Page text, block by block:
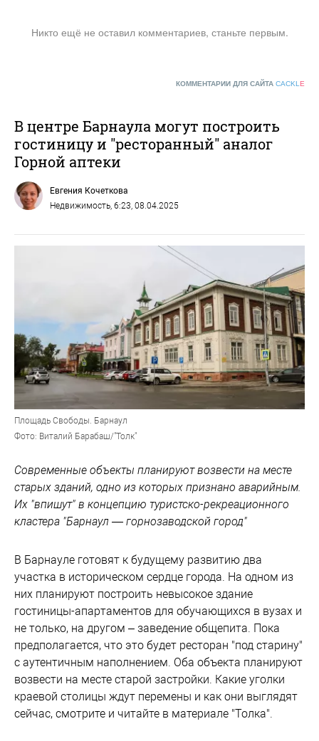
Никто ещё не оставил комментариев, станьте первым.
КОММЕНТАРИИ ДЛЯ САЙТА CACKL E
В центре Барнаула могут построить
гостиницу и "ресторанный" аналог
Горной аптеки
Евгения Кочеткова
Недвижимость, 6:23, 08.04.2025
Площадь Свободы. Барнаул
Фото: Виталий Барабаш/"Толк"
Современные объекты планируют возвести на месте
старых зданий, одно из которых признано аварийным.
Их "впишут" в концепцию туристско-рекреационного
кластера "Барнаул — горнозаводской город"
В Барнауле готовят к будущему развитию два
участка в историческом сердце города. На одном из
них планируют построить невысокое здание
гостиницы-апартаментов для обучающихся в вузах и
не только, на другом – заведение общепита. Пока
предполагается, что это будет ресторан "под старину"
с аутентичным наполнением. Оба объекта планируют
возвести на месте старой застройки. Какие уголки
краевой столицы ждут перемены и как они выглядят
сейчас, смотрите и читайте в материале "Толка".